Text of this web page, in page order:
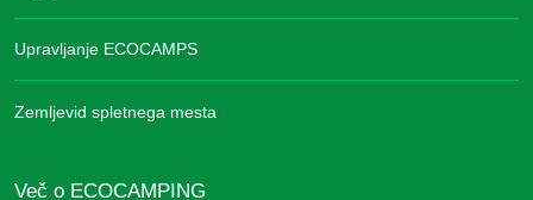
Upravljanje ECOCAMPS
Zemljevid spletnega mesta
Več o ECOCAMPING